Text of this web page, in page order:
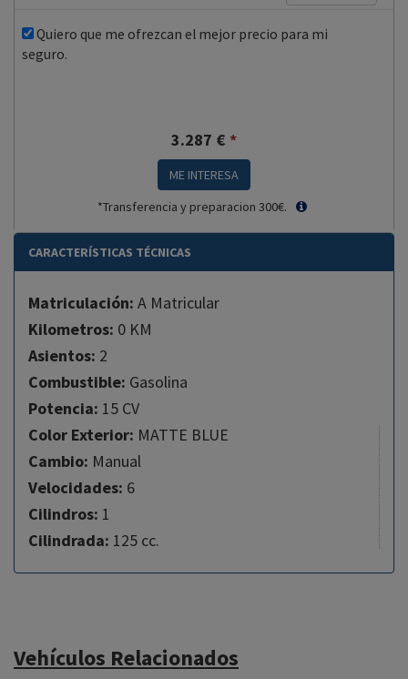
Quiero que me ofrezcan el mejor precio para mi
seguro.
3.287 € *
ME INTERESA
*Transferencia y preparacion 300€.
CARACTERÍSTICAS TÉCNICAS
Matriculación: A Matricular
Kilometros: 0 KM
Asientos: 2
Combustible: Gasolina
Potencia: 15 CV
Color Exterior: MATTE BLUE
Cambio: Manual
Velocidades: 6
Cilindros: 1
Cilindrada: 125 cc.
Vehículos Relacionados